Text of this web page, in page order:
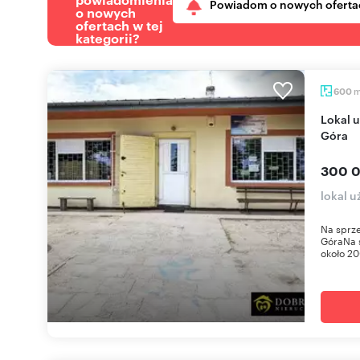
o nowych
ofertach w tej
kategorii?
Powiadom o nowych
600
Lokal usługowy 200 m² z parkingiem - Strękowa
Góra
300
lokal
Na
GóraNa
około